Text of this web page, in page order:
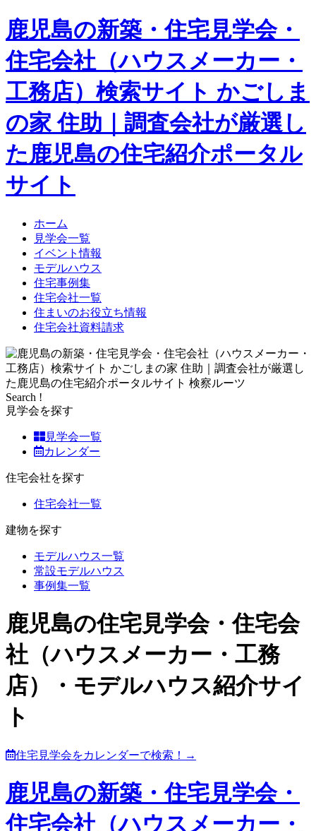
鹿児島の新築・住宅見学会・
住宅会社（ハウスメーカー・
工務店）検索サイト かごしま
の家 住助｜調査会社が厳選し
た鹿児島の住宅紹介ポータル
サイト
ホーム
見学会一覧
イベント情報
モデルハウス
住宅事例集
住宅会社一覧
住まいのお役立ち情報
住宅会社資料請求
Search !
見学会を探す
見学会一覧
カレンダー
住宅会社を探す
住宅会社一覧
建物を探す
モデルハウス一覧
常設モデルハウス
事例集一覧
鹿児島の住宅見学会・住宅会
社（ハウスメーカー・工務
店）・モデルハウス紹介サイ
ト
住宅見学会をカレンダーで検索！→
鹿児島の新築・住宅見学会・
住宅会社（ハウスメーカー・